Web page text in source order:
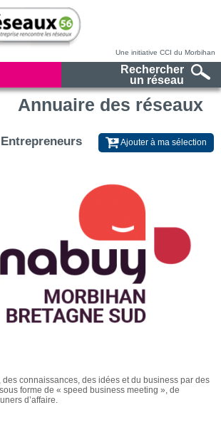
Une initiative CCI du Morbihan
Rechercher
un réseau
Annuaire des réseaux
Ajouter à ma sélection
Entrepreneurs
des connaissances, des idées et du business par des
forme de « speed business meeting », de
d’affaire.